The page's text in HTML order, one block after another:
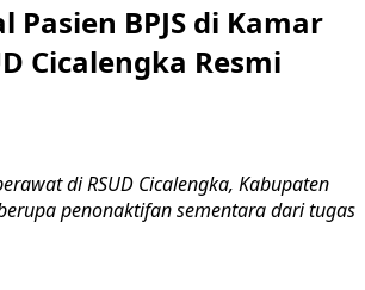
Pasien BPJS di Kamar
Cicalengka Resmi
di RSUD Cicalengka, Kabupaten
penonaktifan sementara dari tugas